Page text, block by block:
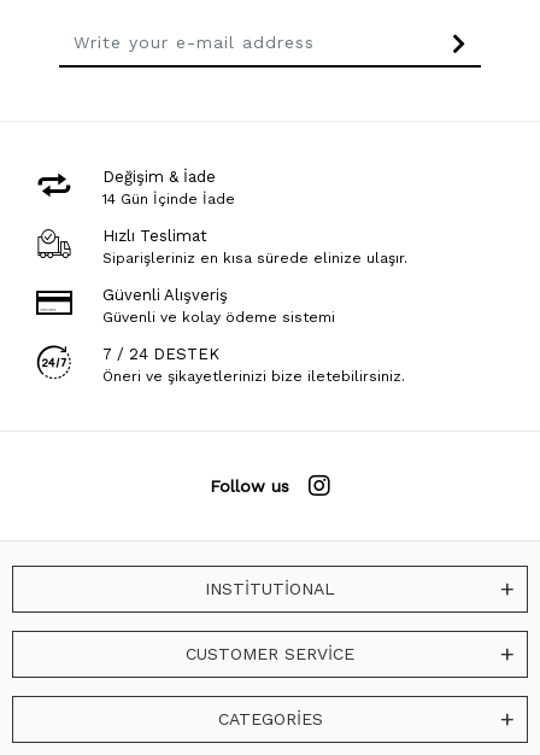
Değişim & İade
14 Gün İçinde İade
Hızlı Teslimat
Siparişleriniz en kısa sürede elinize ulaşır.
Güvenli Alışveriş
Güvenli ve kolay ödeme sistemi
7 / 24 DESTEK
Öneri ve şikayetlerinizi bize iletebilirsiniz.
Follow us
INSTİTUTİONAL
CUSTOMER SERVİCE
CATEGORİES